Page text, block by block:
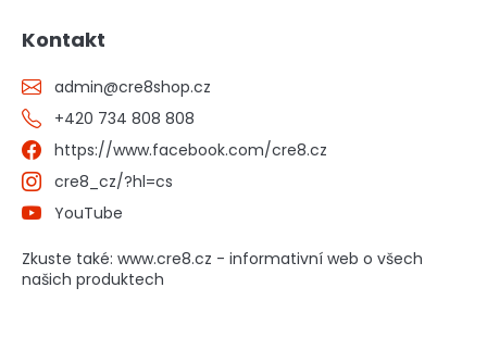
Kontakt
admin@cre8shop.cz
+420 734 808 808
https://www.facebook.com/cre8.cz
cre8_cz/?hl=cs
YouTube
Zkuste také: www.cre8.cz - informativní web o všech
našich produktech